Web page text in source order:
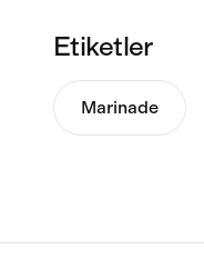
Etiketler
Marinade